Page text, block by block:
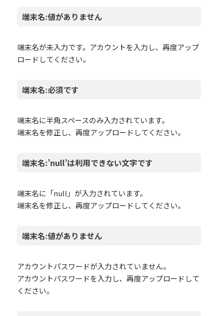
端末名:値がありません
端末名が未入力です。アカウントを入力し、再度アップ
ロードしてください。
端末名:必須です
端末名に半角スペースのみ入力されています。
端末名を修正し、再度アップロードしてください。
端末名:’null’は利用できない文字です
端末名に「null」が入力されています。
端末名を修正し、再度アップロードしてください。
端末名:値がありません
アカウントパスワードが入力されていません。
アカウントパスワードを入力し、再度アップロードして
ください。